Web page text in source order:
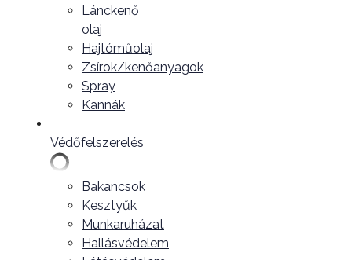
Lánckenő
olaj
Hajtóműolaj
Zsírok/kenőanyagok
Spray
Kannák
Védőfelszerelés
Bakancsok
Kesztyűk
Munkaruházat
Hallásvédelem